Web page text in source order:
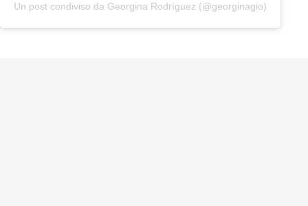
Un post condiviso da Georgina Rodríguez (@georginagio)